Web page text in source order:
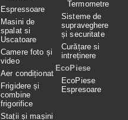
Espressoare
Masini de
spalat si
Uscatoare
Camere foto și
video
Aer condiționat
Frigidere și
combine
frigorifice
Stații și mașini
Termometre
Sisteme de
supraveghere
și securitate
Curățare si
intreținere
EcoPiese
EcoPiese
Espresoare